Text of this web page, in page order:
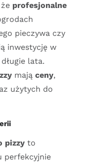
profesjonalne
pieczywa czy
inwestycję w
lata.
mają ceny,
użytych do
pizzyto
perfekcyjnie